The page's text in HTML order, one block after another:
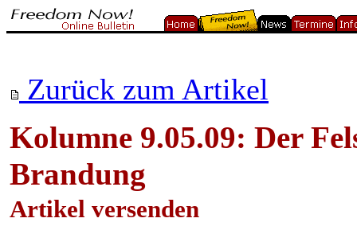
Zurück zum Artikel
Kolumne 9.05.09: Der
Brandung
Artikel versenden